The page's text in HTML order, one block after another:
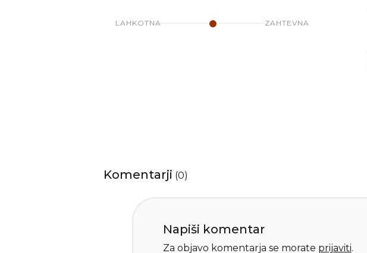
LAHKOTNA ZAHTEVNA
Komentarji (0)
Napiši komentar
Za objavo komentarja se morate prijaviti.